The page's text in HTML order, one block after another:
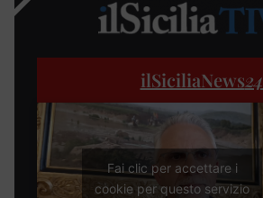
ilSiciliaNews24
Fai clic per accettare i
cookie per questo servizio